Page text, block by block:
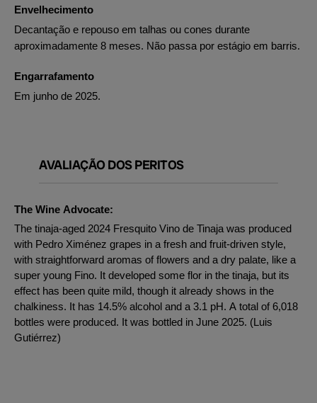
Envelhecimento
Decantação e repouso em talhas ou cones durante
aproximadamente 8 meses. Não passa por estágio em barris.
Engarrafamento
Em junho de 2025.
AVALIAÇÃO DOS PERITOS
The Wine Advocate:
The tinaja-aged 2024 Fresquito Vino de Tinaja was produced
with Pedro Ximénez grapes in a fresh and fruit-driven style,
with straightforward aromas of flowers and a dry palate, like a
super young Fino. It developed some flor in the tinaja, but its
effect has been quite mild, though it already shows in the
chalkiness. It has 14.5% alcohol and a 3.1 pH. A total of 6,018
bottles were produced. It was bottled in June 2025. (Luis
Gutiérrez)